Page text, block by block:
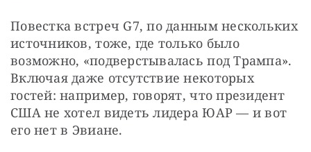
Повестка встреч G7, по данным нескольких
источников, тоже, где только было
возможно, «подверстывалась под Трампа».
Включая даже отсутствие некоторых
гостей: например, говорят, что президент
США не хотел видеть лидера ЮАР — и вот
его нет в Эвиане.